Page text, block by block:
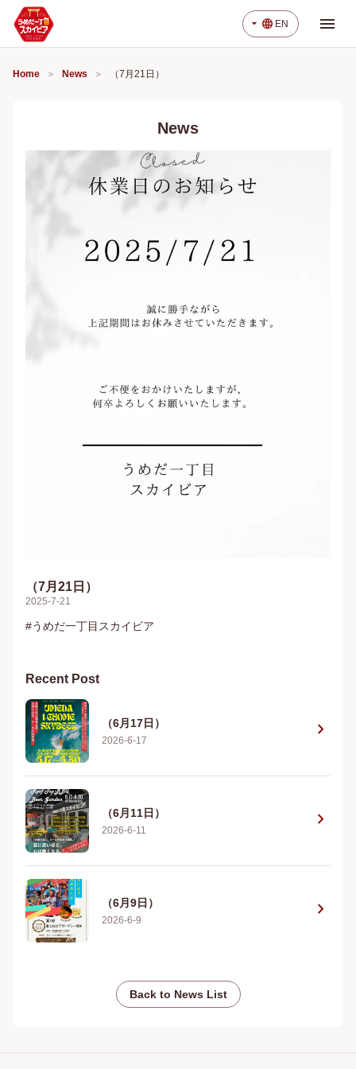
arrow_drop_down language EN menu
Home News （7月21日）
News
（7月21日）
2025-7-21
#うめだ一丁目スカイビア
Recent Post
（6月17日）
2026-6-17 chevron_right
（6月11日）
2026-6-11 chevron_right
（6月9日）
2026-6-9 chevron_right
Back to News List